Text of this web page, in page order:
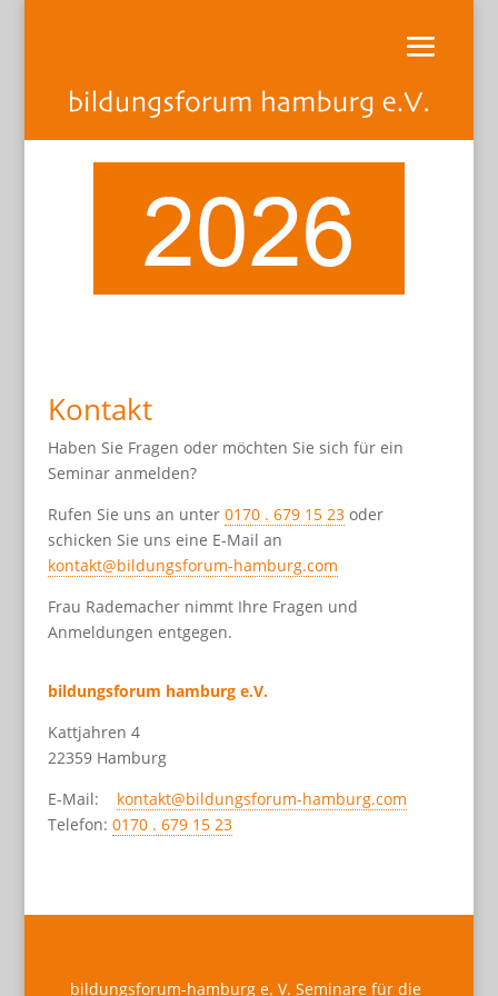
Kontakt
Haben Sie Fragen oder möchten Sie sich für ein
Seminar anmelden?
Rufen Sie uns an unter 0170 . 679 15 23oder
schicken Sie uns eine E-Mail an
kontakt@bildungsforum-hamburg.com
Frau Rademacher nimmt Ihre Fragen und
Anmeldungen entgegen.
bildungsforum hamburg e.V.
Kattjahren 4
22359 Hamburg
E-Mail: kontakt@bildungsforum-hamburg.com
Telefon: 0170 . 679 15 23
bildungsforum-hamburg e. V. Seminare für die